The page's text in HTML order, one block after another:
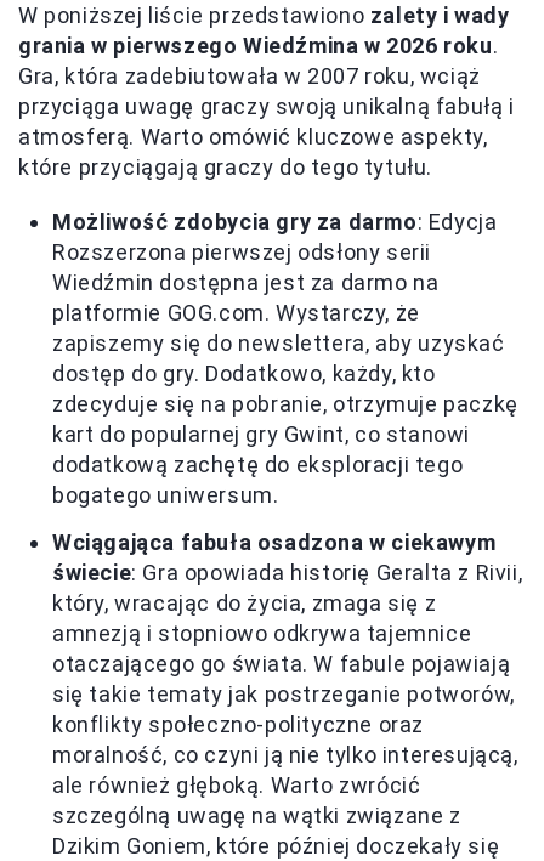
W poniższej liście przedstawiono zalety i wady
grania w pierwszego Wiedźmina w 2026 roku.
Gra, która zadebiutowała w 2007 roku, wciąż
przyciąga uwagę graczy swoją unikalną fabułą i
atmosferą. Warto omówić kluczowe aspekty,
które przyciągają graczy do tego tytułu.
Możliwość zdobycia gry za darmo: Edycja
Rozszerzona pierwszej odsłony serii
Wiedźmin dostępna jest za darmo na
platformie GOG.com. Wystarczy, że
zapiszemy się do newslettera, aby uzyskać
dostęp do gry. Dodatkowo, każdy, kto
zdecyduje się na pobranie, otrzymuje paczkę
kart do popularnej gry Gwint, co stanowi
dodatkową zachętę do eksploracji tego
bogatego uniwersum.
Wciągająca fabuła osadzona w ciekawym
świecie: Gra opowiada historię Geralta z Rivii,
który, wracając do życia, zmaga się z
amnezją i stopniowo odkrywa tajemnice
otaczającego go świata. W fabule pojawiają
się takie tematy jak postrzeganie potworów,
konflikty społeczno-polityczne oraz
moralność, co czyni ją nie tylko interesującą,
ale również głęboką. Warto zwrócić
szczególną uwagę na wątki związane z
Dzikim Goniem, które później doczekały się